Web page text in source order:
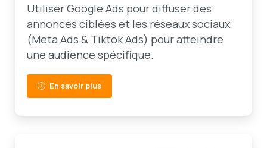
Utiliser Google Ads pour diffuser des
annonces ciblées et les réseaux sociaux
(Meta Ads & Tiktok Ads) pour atteindre
une audience spécifique.
En savoir plus